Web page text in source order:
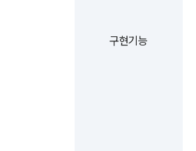
구현기능